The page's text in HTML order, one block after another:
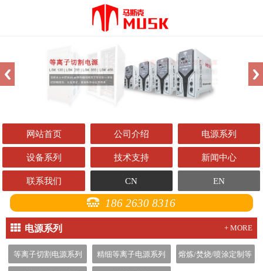
网站首页 公司介绍 电源系列
设备系列 技术支持 新闻中心
联系我们 CN EN
186 2630 8316
电源系列 + MORE
等离子切割电源系列 精细等离子电源系列 熔炼/焚烧/喷涂定制等